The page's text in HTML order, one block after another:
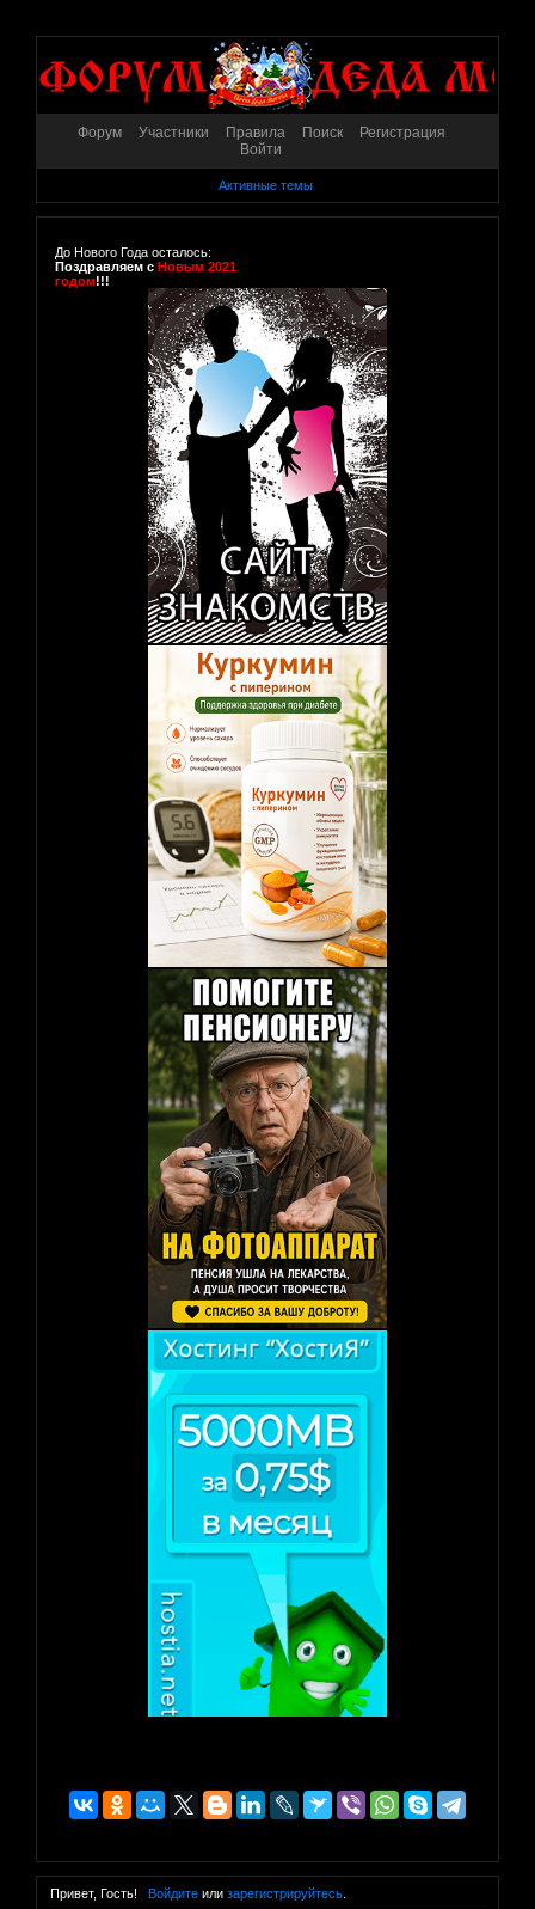
Форум Участники Правила Поиск
Регистрация
Войти
Активные темы
До Нового Года осталось:
Поздравляем с Новым 2021
годом!!!
Привет, Гость! Войдитеили зарегистрируйтесь.